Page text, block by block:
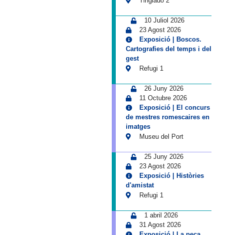
10 Juliol 2026
23 Agost 2026
Exposició | Boscos.
Cartografies del temps i del
gest
Refugi 1
26 Juny 2026
11 Octubre 2026
Exposició | El concurs
de mestres romescaires en
imatges
Museu del Port
25 Juny 2026
23 Agost 2026
Exposició | Històries
d'amistat
Refugi 1
1 abril 2026
31 Agost 2026